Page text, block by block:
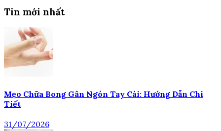
Tin mới nhất
Mẹo Chữa Bong Gân Ngón Tay Cái: Hướng Dẫn Chi
Tiết
31/07/2026